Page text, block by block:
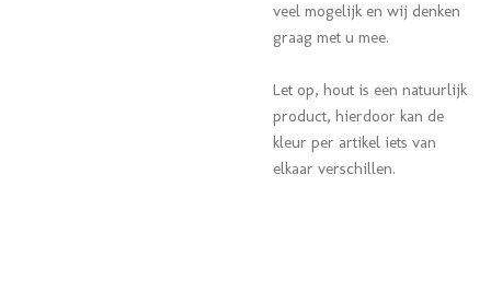
veel mogelijk en wij denken
graag met u mee.
Let op, hout is een natuurlijk
product, hierdoor kan de
kleur per artikel iets van
elkaar verschillen.